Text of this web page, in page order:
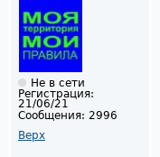
Не в сети
Регистрация:
21/06/21
Сообщения: 2996
Верх